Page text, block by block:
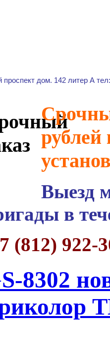
проспект дом. 142 литер А
рублей
Выезд
в
(812) 922-
8302